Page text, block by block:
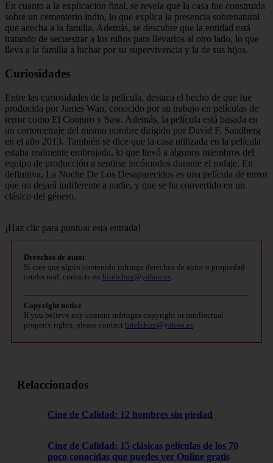
En cuanto a la explicación final, se revela que la casa fue construida
sobre un cementerio indio, lo que explica la presencia sobrenatural
que acecha a la familia. Además, se descubre que la entidad está
tratando de secuestrar a los niños para llevarlos al otro lado, lo que
lleva a la familia a luchar por su supervivencia y la de sus hijos.
Curiosidades
Entre las curiosidades de la película, destaca el hecho de que fue
producida por James Wan, conocido por su trabajo en películas de
terror como El Conjuro y Saw. Además, la película está basada en
un cortometraje del mismo nombre dirigido por David F. Sandberg
en el año 2013. También se dice que la casa utilizada en la película
estaba realmente embrujada, lo que llevó a algunos miembros del
equipo de producción a sentirse incómodos durante el rodaje. En
definitiva, La Noche De Los Desaparecidos es una película de terror
que no dejará indiferente a nadie, y que se ha convertido en un
clásico del género.
¡Haz clic para puntuar esta entrada!
Derechos de autor
Si cree que algún contenido infringe derechos de autor o propiedad
intelectual, contacte en bitelchux@yahoo.es
Copyright notice
If you believe any content infringes copyright or intellectual
property rights, please contact bitelchux@yahoo.es
Relaccionados
Cine de Calidad: 12 hombres sin piedad
Cine de Calidad: 15 clásicas películas de los 70
poco conocidas que puedes ver Online gratis